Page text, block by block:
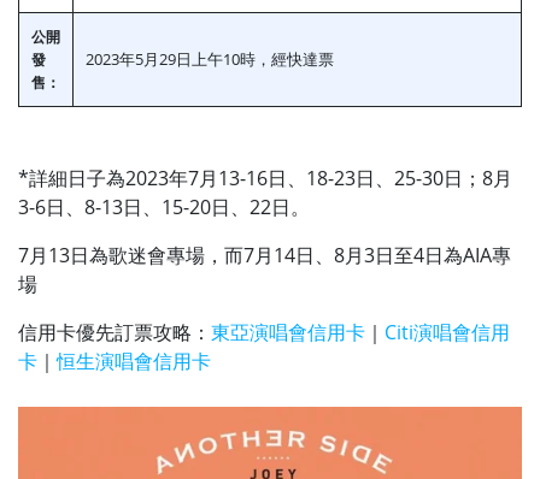
公開
發
售：
2023年5月29日上午10時，經快達票
*詳細日子為2023年7月13-16日、18-23日、25-30日；8月
3-6日、8-13日、15-20日、22日。
7月13日為歌迷會專場，而7月14日、8月3日至4日為AIA專
場
信用卡優先訂票攻略： 東亞演唱會信用卡 ｜ Citi演唱會信用
卡 ｜恒生演唱會信用卡